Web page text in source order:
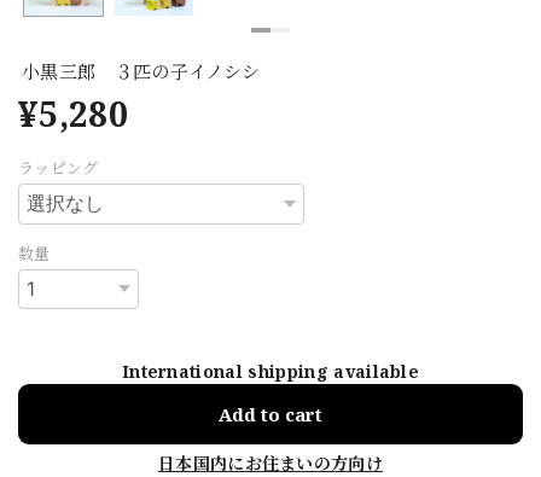
小黒三郎 ３匹の子イノシシ
¥5,280
ラッピング
数量
International shipping available
Add to cart
日本国内にお住まいの方向け